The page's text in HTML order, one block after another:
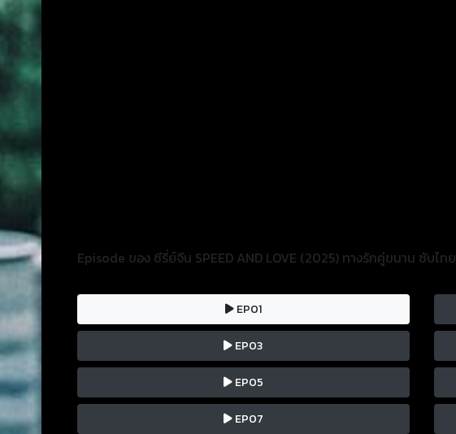
Episode ของ ซีรี่ย์จีน SPEED AND LOVE (2025) ทางรักคู่ขนาน ซับไทย
EP01
EP03
EP05
EP07